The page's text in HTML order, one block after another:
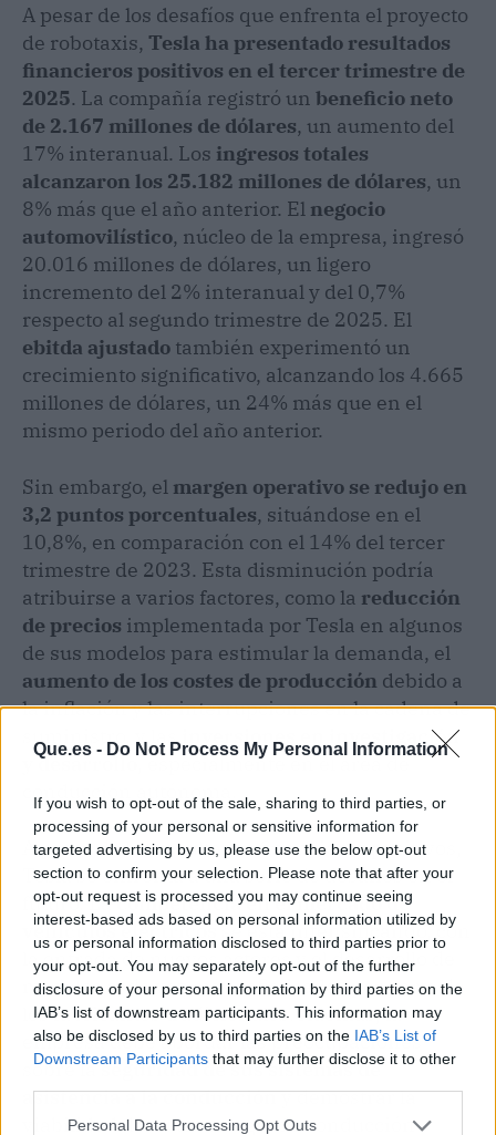
Que.es - Do Not Process My Personal Information
If you wish to opt-out of the sale, sharing to third parties, or
processing of your personal or sensitive information for
targeted advertising by us, please use the below opt-out
section to confirm your selection. Please note that after your
opt-out request is processed you may continue seeing
interest-based ads based on personal information utilized by
us or personal information disclosed to third parties prior to
your opt-out. You may separately opt-out of the further
disclosure of your personal information by third parties on the
IAB’s list of downstream participants. This information may
also be disclosed by us to third parties on the IAB’s List of
Downstream Participants that may further disclose it to other
Personal Data Processing Opt Outs
A pesar de los desafíos que enfrenta el proyecto
de robotaxis, Tesla ha presentado resultados
financieros positivos en el tercer trimestre de
2025. La compañía registró un beneficio neto
de 2.167 millones de dólares, un aumento del
17% interanual. Los ingresos totales
alcanzaron los 25.182 millones de dólares, un
8% más que el año anterior. El negocio
automovilístico, núcleo de la empresa, ingresó
20.016 millones de dólares, un ligero
incremento del 2% interanual y del 0,7%
respecto al segundo trimestre de 2025. El
ebitda ajustado también experimentó un
crecimiento significativo, alcanzando los 4.665
millones de dólares, un 24% más que en el
mismo periodo del año anterior.
Sin embargo, el margen operativo se redujo en
3,2 puntos porcentuales, situándose en el
10,8%, en comparación con el 14% del tercer
trimestre de 2023. Esta disminución podría
atribuirse a varios factores, como la reducción
de precios implementada por Tesla en algunos
de sus modelos para estimular la demanda, el
aumento de los costes de producción debido a
la inflación y las interrupciones en la cadena de
inversiones en investigación
y desarrollo, especialmente en el área de
A pesar de los resultados financieros positivos,
Tesla se enfrenta a una serie de desafíos en el
futuro. Lacompetencia en el mercado de
vehículos eléctricosse está intensificando, con
la entrada de nuevos actores y el desarrollo de
modelos cada vez más sofisticados por parte de
los fabricantes tradicionales. Además, la
empresa debe abordar las preocupaciones
sobre laseguridad de sus sistemas de
asistencia a la conduccióny demostrar la
viabilidad de su tecnología de conducción